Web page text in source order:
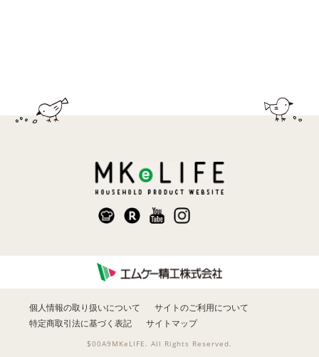
個人情報の取り扱いについて
サイトのご利用について
特定商取引法に基づく表記
サイトマップ
$00A9MKeLIFE. All Rights Reserved.